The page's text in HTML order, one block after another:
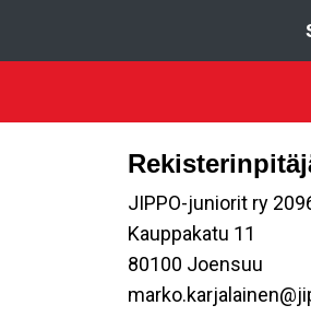
JIPPO-juniorit ry
Kauppakatu 11
80100 Joensuu